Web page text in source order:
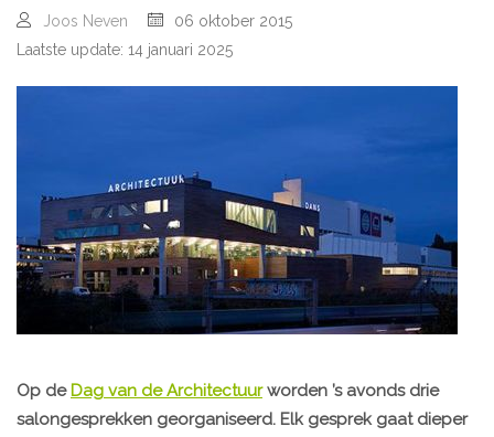
Joos Neven
06 oktober 2015
Laatste update: 14 januari 2025
Op de Dag van de Architectuurworden ’s avonds drie
salongesprekken georganiseerd. Elk gesprek gaat dieper